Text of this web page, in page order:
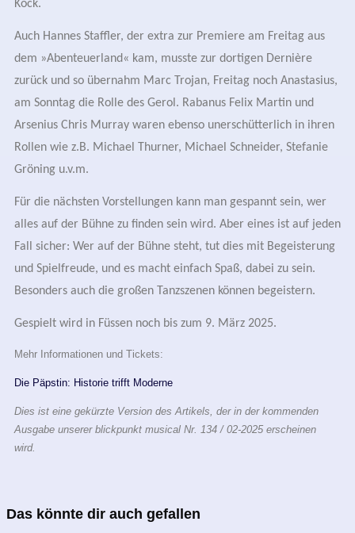
Kock.
Auch Hannes Staffler, der extra zur Premiere am Freitag aus
dem »Abenteuerland« kam, musste zur dortigen Dernière
zurück und so übernahm Marc Trojan, Freitag noch Anastasius,
am Sonntag die Rolle des Gerol. Rabanus Felix Martin und
Arsenius Chris Murray waren ebenso unerschütterlich in ihren
Rollen wie z.B. Michael Thurner, Michael Schneider, Stefanie
Gröning u.v.m.
Für die nächsten Vorstellungen kann man gespannt sein, wer
alles auf der Bühne zu finden sein wird. Aber eines ist auf jeden
Fall sicher: Wer auf der Bühne steht, tut dies mit Begeisterung
und Spielfreude, und es macht einfach Spaß, dabei zu sein.
Besonders auch die großen Tanzszenen können begeistern.
Gespielt wird in Füssen noch bis zum 9. März 2025.
Mehr Informationen und Tickets:
Die Päpstin: Historie trifft Moderne
Dies ist eine gekürzte Version des Artikels, der in der kommenden
Ausgabe unserer blickpunkt musical Nr. 134 / 02-2025 erscheinen
wird.
Das könnte dir auch gefallen